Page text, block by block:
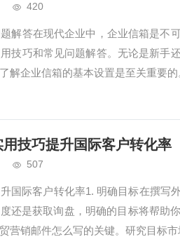
420
解答在现代企业中，企业信箱是不
技巧和常见问题解答。无论是新手
解企业信箱的基本设置是至关重要
技巧提升国际客户转化率
507
国际客户转化率1. 明确目标在撰写
还是获取询盘，明确的目标将帮助
营销邮件怎么写的关键。研究目标